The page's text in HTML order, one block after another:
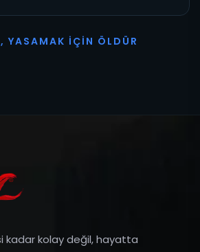
, YASAMAK İ ÇI N Ö L D Ü R
kadar kolay değil, hayatta